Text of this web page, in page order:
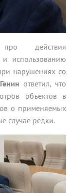
действия
использованию
нарушениях со
ответил, что
объектов в
о применяемых
случае редки.